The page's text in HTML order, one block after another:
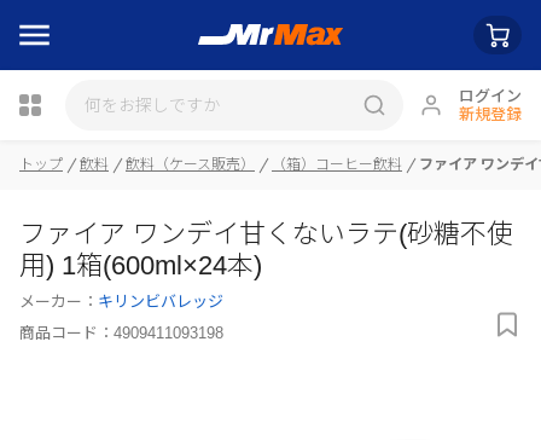
ログイン
新規登録
トップ 飲料 飲料（ケース販売） （箱）コーヒー飲料 ファイア ワンデ
ファイア ワンデイ甘くないラテ(砂糖不使
用) 1箱(600ml×24本)
メーカー： キリンビバレッジ
商品コード： 4909411093198